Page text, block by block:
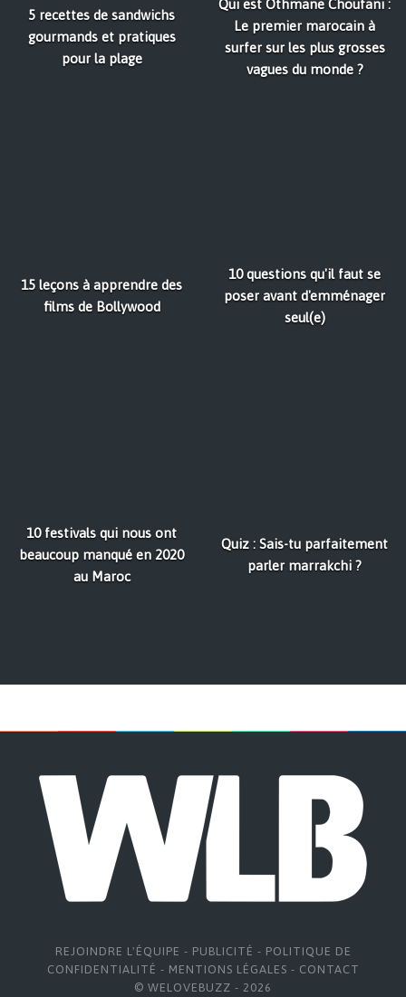
5 recettes de sandwichs
gourmands et pratiques
pour la plage
Qui est Othmane Choufani :
Le premier marocain à
surfer sur les plus grosses
vagues du monde ?
15 leçons à apprendre des
films de Bollywood
10 questions qu'il faut se
poser avant d'emménager
seul(e)
10 festivals qui nous ont
beaucoup manqué en 2020
au Maroc
Quiz : Sais-tu parfaitement
parler marrakchi ?
REJOINDRE L'ÉQUIPE - PUBLICITÉ - POLITIQUE DE
CONFIDENTIALITÉ - MENTIONS LÉGALES - CONTACT
© WELOVEBUZZ - 2026